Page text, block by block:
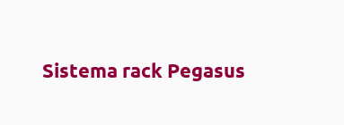
Sistema rack Pegasus